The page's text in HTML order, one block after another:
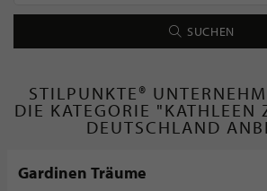
SUCHEN
STILPUNKTE®
DIE KATEGORIE "KATHLEEN
DEUTSCHLAND
Gardinen Träume